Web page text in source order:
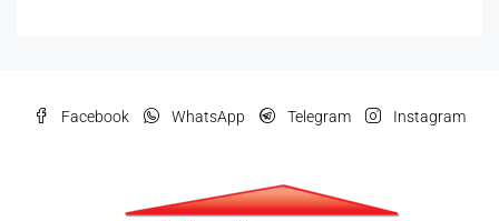
Facebook WhatsApp Telegram Instagram